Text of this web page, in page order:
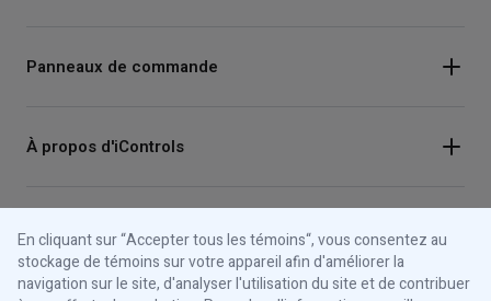
Panneaux de commande
À propos d'iControls
Instagram
En cliquant sur “Accepter tous les témoins“, vous consentez au
stockage de témoins sur votre appareil afin d'améliorer la
navigation sur le site, d'analyser l'utilisation du site et de contribuer